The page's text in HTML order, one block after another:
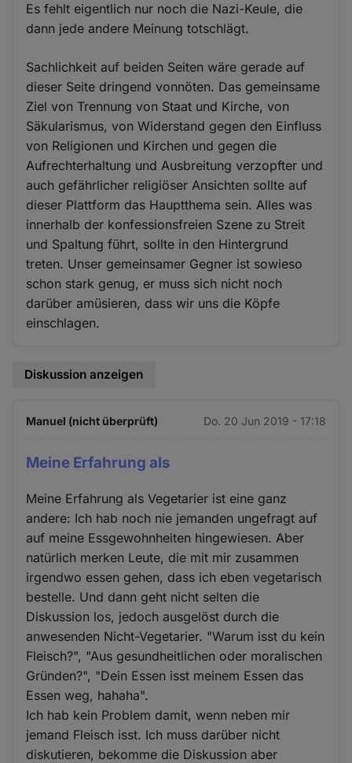
Es fehlt eigentlich nur noch die Nazi-Keule, die
dann jede andere Meinung totschlägt.
Sachlichkeit auf beiden Seiten wäre gerade auf
dieser Seite dringend vonnöten. Das gemeinsame
Ziel von Trennung von Staat und Kirche, von
Säkularismus, von Widerstand gegen den Einfluss
von Religionen und Kirchen und gegen die
Aufrechterhaltung und Ausbreitung verzopfter und
auch gefährlicher religiöser Ansichten sollte auf
dieser Plattform das Hauptthema sein. Alles was
innerhalb der konfessionsfreien Szene zu Streit
und Spaltung führt, sollte in den Hintergrund
treten. Unser gemeinsamer Gegner ist sowieso
schon stark genug, er muss sich nicht noch
darüber amüsieren, dass wir uns die Köpfe
einschlagen.
Diskussion anzeigen
Manuel (nicht überprüft) Do. 20 Jun 2019 - 17:18
Meine Erfahrung als
Meine Erfahrung als Vegetarier ist eine ganz
andere: Ich hab noch nie jemanden ungefragt auf
auf meine Essgewohnheiten hingewiesen. Aber
natürlich merken Leute, die mit mir zusammen
irgendwo essen gehen, dass ich eben vegetarisch
bestelle. Und dann geht nicht selten die
Diskussion los, jedoch ausgelöst durch die
anwesenden Nicht-Vegetarier. "Warum isst du kein
Fleisch?", "Aus gesundheitlichen oder moralischen
Gründen?", "Dein Essen isst meinem Essen das
Essen weg, hahaha".
Ich hab kein Problem damit, wenn neben mir
jemand Fleisch isst. Ich muss darüber nicht
diskutieren, bekomme die Diskussion aber